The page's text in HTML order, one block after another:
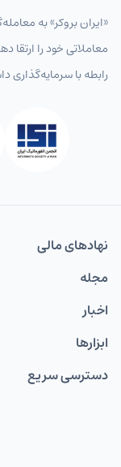
«ایران بروکر» به
معاملاتی خود را
رابطه با سرمایه‌گذاری
نهاد‌های مالی
مجله
اخبار
ابزارها
دسترسی سریع